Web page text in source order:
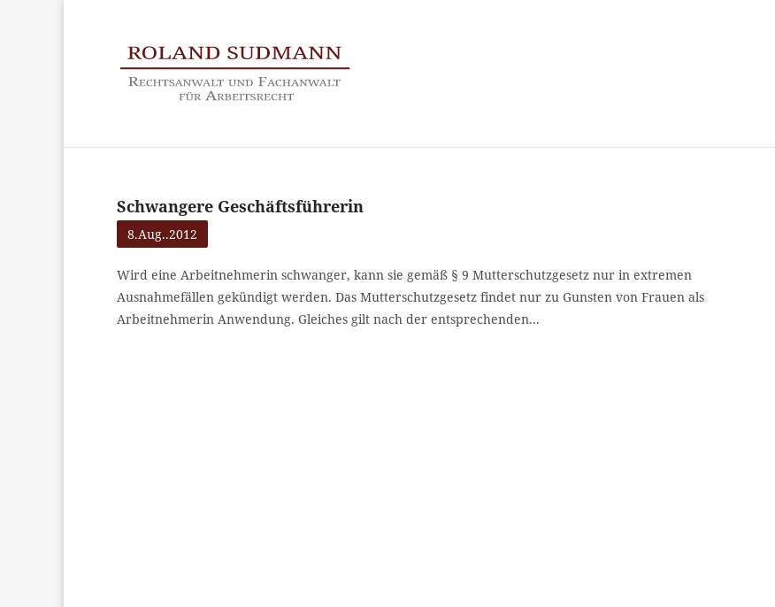
Schwangere Geschäftsführerin
8.Aug..2012
Wird eine Arbeitnehmerin schwanger, kann sie gemäß § 9 Mutterschutzgesetz nur in extremen
Ausnahmefällen gekündigt werden. Das Mutterschutzgesetz findet nur zu Gunsten von Frauen als
Arbeitnehmerin Anwendung. Gleiches gilt nach der entsprechenden...